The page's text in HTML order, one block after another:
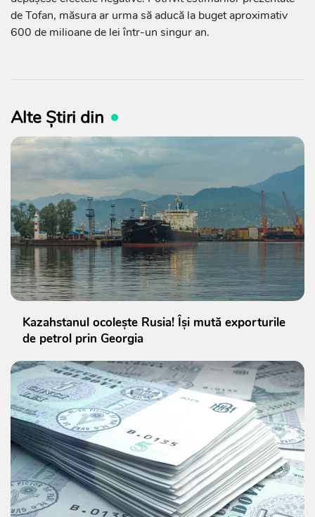
de Tofan, măsura ar urma să aducă la buget aproximativ
600 de milioane de lei într-un singur an.
Alte Știri din
Kazahstanul ocolește Rusia! Își mută exporturile
de petrol prin Georgia